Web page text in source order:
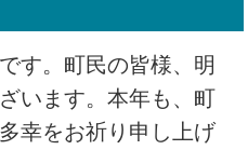
す。町民の皆様、明
います。本年も、町
幸をお祈り申し上げ